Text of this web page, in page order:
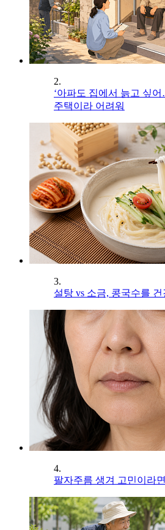
2.
‘아파도 집에서 늙고 싶
주택이라 어려워
3.
설탕 vs 소금, 콩국수를
4.
팔자주름 생겨 고민이라